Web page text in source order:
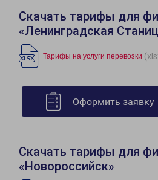
Скачать тарифы для
«Ленинградская
Тарифы на услуги перевозки
Оформить заявку
Скачать тарифы для
«Новороссийск»